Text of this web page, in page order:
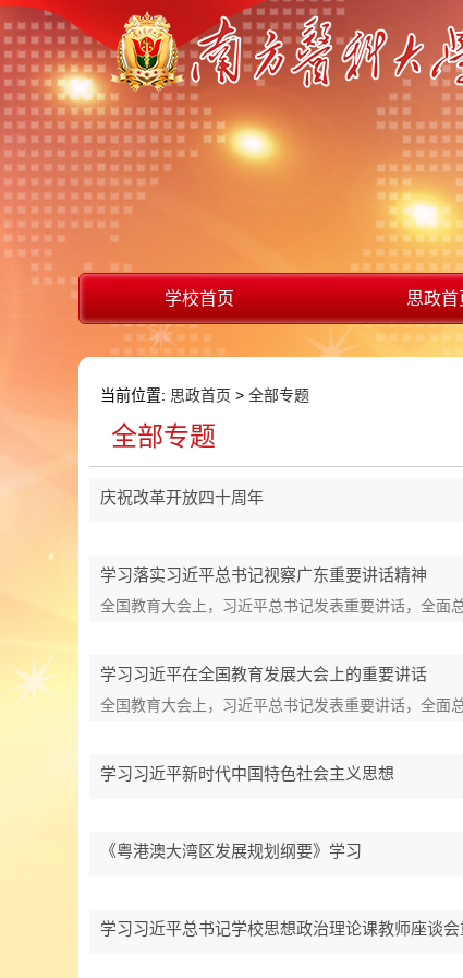
学校首页 思政首
当前位置: 思政首页 > 全部专题
全部专题
庆祝改革开放四十周年
学习落实习近平总书记视察广东重要讲话精神
全国教育大会上，习近平总书记发表重要讲话，全面
学习习近平在全国教育发展大会上的重要讲话
全国教育大会上，习近平总书记发表重要讲话，全面
学习习近平新时代中国特色社会主义思想
《粤港澳大湾区发展规划纲要》学习
学习习近平总书记学校思想政治理论课教师座谈